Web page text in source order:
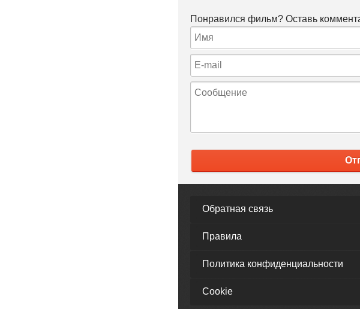
Понравился фильм? Оставь
Обратная связь
Правила
Политика конфиденциальности
Cookie